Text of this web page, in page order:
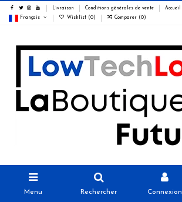
Livraison Conditions générales de vente Accueil
Français Wishlist (0) Comparer (0)
Menu Rechercher Connexion